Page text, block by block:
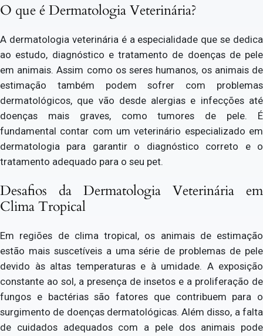
O que é Dermatologia Veterinária?
A dermatologia veterinária é a especialidade que se dedica
ao estudo, diagnóstico e tratamento de doenças de pele
em animais. Assim como os seres humanos, os animais de
estimação também podem sofrer com problemas
dermatológicos, que vão desde alergias e infecções até
doenças mais graves, como tumores de pele. É
fundamental contar com um veterinário especializado em
dermatologia para garantir o diagnóstico correto e o
tratamento adequado para o seu pet.
Desafios da Dermatologia Veterinária em
Clima Tropical
Em regiões de clima tropical, os animais de estimação
estão mais suscetíveis a uma série de problemas de pele
devido às altas temperaturas e à umidade. A exposição
constante ao sol, a presença de insetos e a proliferação de
fungos e bactérias são fatores que contribuem para o
surgimento de doenças dermatológicas. Além disso, a falta
de cuidados adequados com a pele dos animais pode